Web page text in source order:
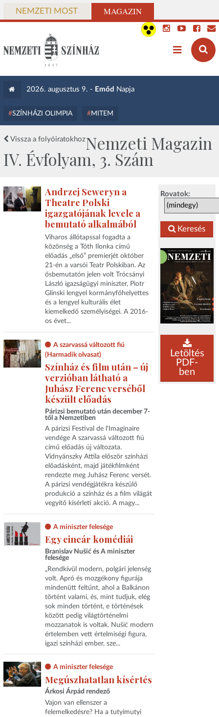
NEMZETI MOST MAGAZIN
2026. augusztus 9. - Emőd Napja
SZÍNHÁZI OLIMPIA MITEM
Vissza a folyóiratokhozNemzeti Magazin
IV. Évfolyam, 3. Szám
Rovatok:
Keresés
Letöltés
PDF-
ben
Andrzej Seweryn a
Theatre Polski
igazgatójának levele a
bemutató alkalmából
Viharos állótapssal fogadta a
közönség a Tóth Ilonka című
előadás „első” premierjét október
21-én a varsói Teatr Polskiban. Az
ősbemutatón jelen volt Trócsányi
László igazságügyi miniszter, Piotr
Glinski lengyel kormányfőhelyettes
és a lengyel kulturális élet
kiemelkedő személyiségei. A 2016-
os évet...
A szarvassá változott fiú
(Harmadik olvasat)
Színház és film után – új
verzióban látható a
Juhász Ferenc verséből
készült előadás
Párizsi bemutató után december 7-
től a Nemzetiben
A párizsi Festival de l'Imaginaire
vendége A szarvassá változott fiú
című előadás új változata.
Vidnyánszky Attila először színházi
előadásként, majd játékfilmként
rendezte meg Juhász Ferenc versét.
A párizsi vendégjátékra készülő
produkció a színház és a film világát
vegyítő kísérleti akció. A magy...
A miniszter felesége
Egy cincár komédiái
Branislav Nušić és A miniszter
felesége
„Rendkívül modern, polgári jelenség
volt. Apró és mozgékony figurája
mindenütt feltűnt, ahol a Balkánon
történt valami, és, mint tudjuk, elég
sok minden történt, e történések
között pedig világtörténelmi
mozzanatok is voltak. Nušić modern
értelemben vett értelmiségi figura,
igazi színházi ember, sze...
A miniszter felesége
Megúszhatatlan kísértés
Árkosi Árpád rendező
Vajon van ellenszer a
felemelkedésre? Ha a tutyimutyi